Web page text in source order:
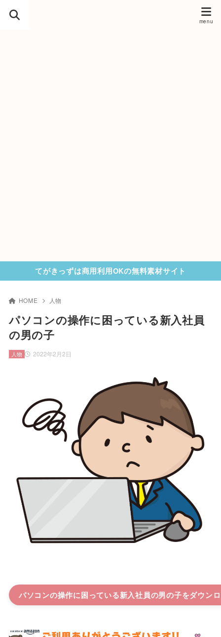
てがきっずは商用利用OKの無料素材サイト
HOME 人物
パソコンの操作に困っている新入社員
の男の子
2022年2月2日
人物
パソコンの操作に困っている新入社員の男の子